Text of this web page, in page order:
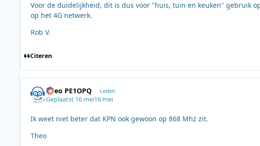
Voor de duidelijkheid, dit is dus voor "huis, tuin en keuken" gebruik
op het 4G netwerk.
Rob V.
Citeren
Theo PE1OPQ Leden
Geplaatst 16 mei16 mei
Ik weet niet beter dat KPN ook gewoon op 868 Mhz zit.
Theo